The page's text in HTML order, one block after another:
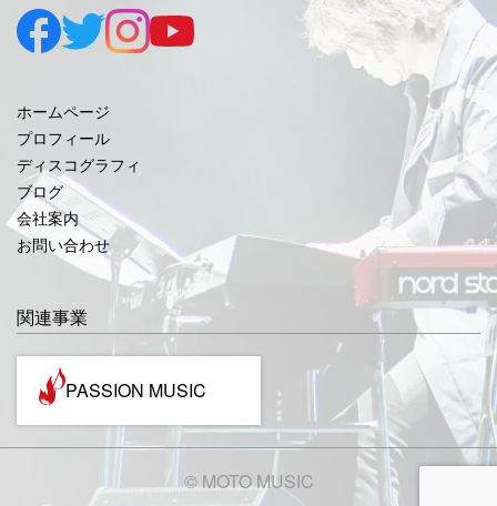
2025年8月
2025年7月
2025年5月
2025年4月
2025年3月
2025年2月
2025年1月
2024年12月
2024年9月
2024年7月
ホームページ
プロフィール
ディスコグラフィ
ブログ
会社案内
お問い合わせ
関連事業
PASSION MUSIC
©️ MOTO MUSIC